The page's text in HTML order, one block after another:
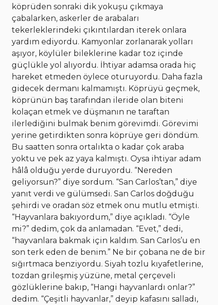
köprüden sonraki dik yokuşu çıkmaya
çabalarken, askerler de arabaları
tekerleklerindeki çıkıntılardan iterek onlara
yardım ediyordu. Kamyonlar zorlanarak yolları
aşıyor, köylüler bileklerine kadar toz içinde
güçlükle yol alıyordu. İhtiyar adamsa orada hiç
hareket etmeden öylece oturuyordu. Daha fazla
gidecek dermanı kalmamıştı. Köprüyü geçmek,
köprünün baş tarafından ileride olan biteni
kolaçan etmek ve düşmanın ne taraftan
ilerlediğini bulmak benim görevimdi. Görevimi
yerine getirdikten sonra köprüye geri döndüm.
Bu saatten sonra ortalıkta o kadar çok araba
yoktu ve pek az yaya kalmıştı. Oysa ihtiyar adam
hâlâ olduğu yerde duruyordu. “Nereden
geliyorsun?” diye sordum. “San Carlos’tan,” diye
yanıt verdi ve gülümsedi. San Carlos doğduğu
şehirdi ve oradan söz etmek onu mutlu etmişti.
“Hayvanlara bakıyordum,” diye açıkladı. “Öyle
mi?” dedim, çok da anlamadan. “Evet,” dedi,
“hayvanlara bakmak için kaldım. San Carlos’u en
son terk eden de benim.” Ne bir çobana ne de bir
sığırtmaca benziyordu. Siyah tozlu kıyafetlerine,
tozdan grileşmiş yüzüne, metal çerçeveli
gözlüklerine bakıp, “Hangi hayvanlardı onlar?”
dedim. “Çeşitli hayvanlar,” deyip kafasını salladı,